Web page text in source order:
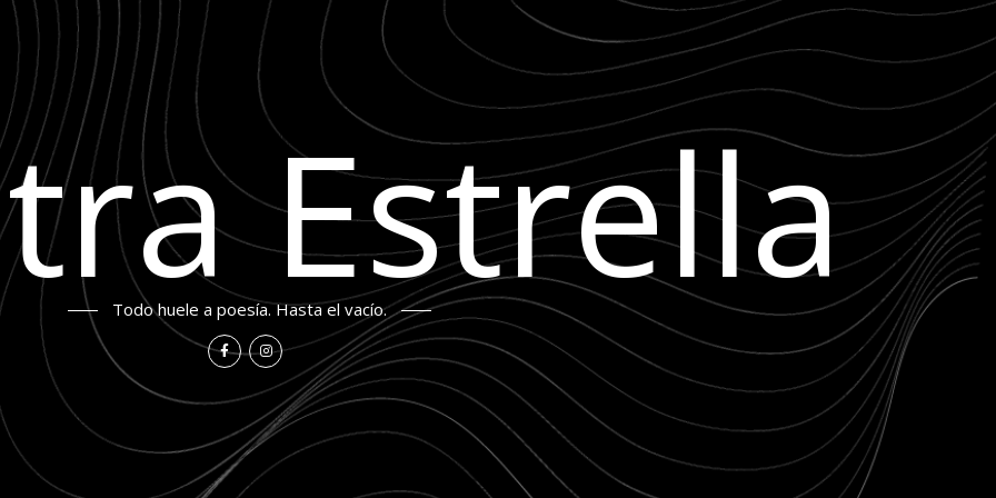
Estrella
Todo huele a poesía. Hasta el vacío.